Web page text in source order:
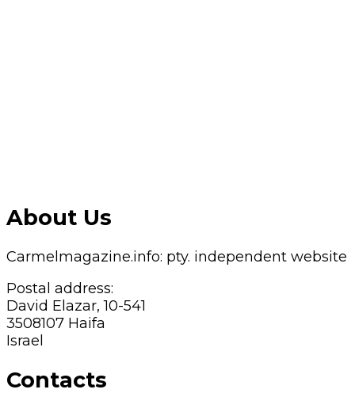
About Us
Carmelmagazine.info: pty. independent website
Postal address:
David Elazar, 10-541
3508107 Haifa
Israel
Contacts